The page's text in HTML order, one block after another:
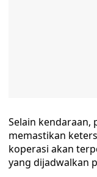
Selain kendaraan,
memastikan
koperasi akan
yang dijadwalkan